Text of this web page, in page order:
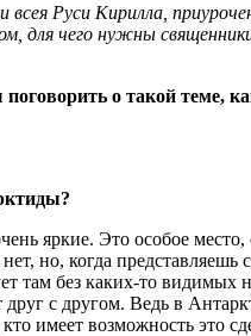
Руси Кирилла,
для чего нужны
о такой теме,
яркие. Это особое
но, когда представляешь
там без каких-то
с другом. Ведь в
имеет возможность это